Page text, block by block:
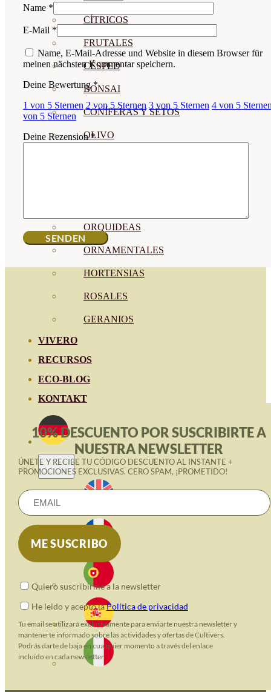
CÍTRICOS
FRUTALES
CÉSPED
BONSAI
CONÍFERAS Y SETOS
OLIVO
ORQUIDEAS
ORNAMENTALES
HORTENSIAS
ROSALES
GERANIOS
VIVERO
RECURSOS
ECO-BLOG
KONTAKT
Name *
E-Mail *
Name, E-Mail-Adresse und Website in diesem Browser für
meinen nächsten Kommentar speichern.
Deine Bewertung*
1 von 5 Sternen 2 von 5 Sternen 3 von 5 Sternen 4 von 5
von 5 Sternen
Deine Rezension*
10% DESCUENTO POR SUSCRIBIRTE A
NUESTRA NEWSLETTER
ÚNETE Y RECIBE TU CÓDIGO DESCUENTO AL INSTANTE +
PROMOCIONES EXCLUSIVAS. CERO SPAM, ¡PROMETIDO!
Quiero suscribirme a la newsletter
He leido y acepto laPolítica de privacidad
Tu email se utilizará exclusivamente para enviarte nuestra newsletter y
mantenerte informado sobre las actividades y ofertas de Cultivers.
Podrás darte de baja en cualquier momento a través del enlace
incluido en cada newsletter.